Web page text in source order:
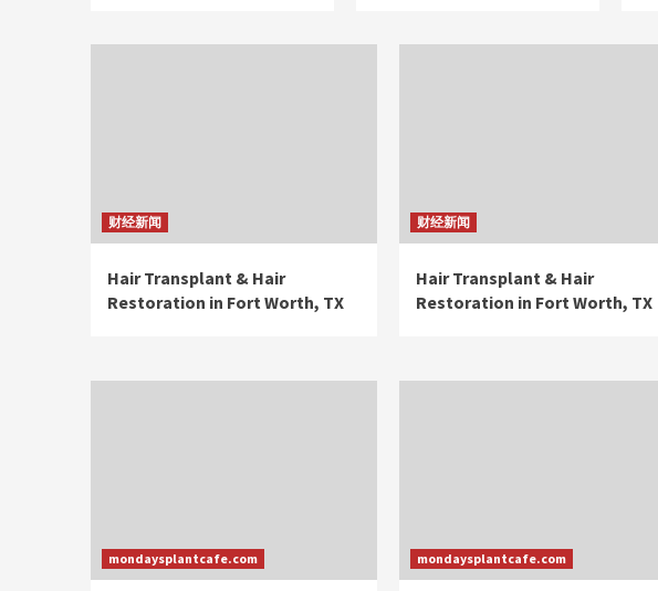
财经新闻
Hair Transplant & Hair
Restoration in Fort Worth, TX
财经新闻
Hair Transplant & Hair
Restoration in Fort Worth, TX
mondaysplantcafe.com mondaysplantcafe.com